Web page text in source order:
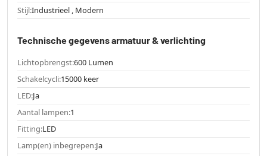
Stijl:Industrieel , Modern
Technische gegevens armatuur & verlichting
Lichtopbrengst:600 Lumen
Schakelcycli:15000 keer
LED:Ja
Aantal lampen:1
Fitting:LED
Lamp(en) inbegrepen:Ja